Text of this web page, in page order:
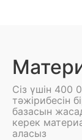
Сіз үшін 400
тәжірибесін
базасын
керек
аласыз